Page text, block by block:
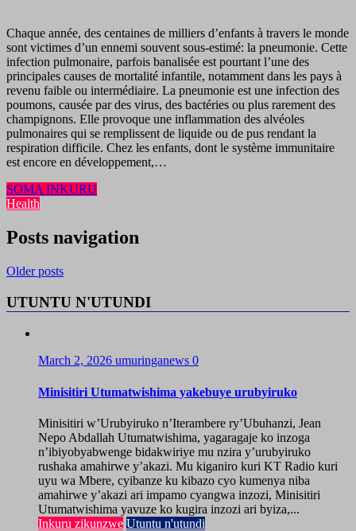
Chaque année, des centaines de milliers d’enfants à travers le monde
sont victimes d’un ennemi souvent sous-estimé: la pneumonie. Cette
infection pulmonaire, parfois banalisée est pourtant l’une des
principales causes de mortalité infantile, notamment dans les pays à
revenu faible ou intermédiaire. La pneumonie est une infection des
poumons, causée par des virus, des bactéries ou plus rarement des
champignons. Elle provoque une inflammation des alvéoles
pulmonaires qui se remplissent de liquide ou de pus rendant la
respiration difficile. Chez les enfants, dont le système immunitaire
est encore en développement,…
SOMA INKURU
Health
Posts navigation
Older posts
UTUNTU N'UTUNDI
March 2, 2026 umuringanews 0
Minisitiri Utumatwishima yakebuye urubyiruko
Minisitiri w’Urubyiruko n’Iterambere ry’Ubuhanzi, Jean
Nepo Abdallah Utumatwishima, yagaragaje ko inzoga
n’ibiyobyabwenge bidakwiriye mu nzira y’urubyiruko
rushaka amahirwe y’akazi. Mu kiganiro kuri KT Radio kuri
uyu wa Mbere, cyibanze ku kibazo cyo kumenya niba
amahirwe y’akazi ari impamo cyangwa inzozi, Minisitiri
Utumatwishima yavuze ko kugira inzozi ari byiza,...
Inkuru zikunzwe Utuntu n'utundi